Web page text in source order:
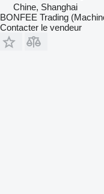
Chine, Shanghai
BONFEE Trading
Contacter le vendeur